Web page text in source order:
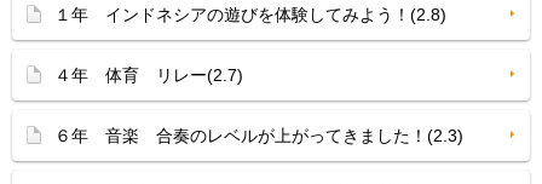
１年 インドネシアの遊びを体験してみよう！(2.8)
４年 体育 リレー(2.7)
６年 音楽 合奏のレベルが上がってきました！(2.3)